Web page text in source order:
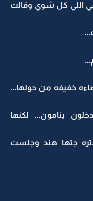
اللي كل شوي وقالت
خفيفه من حولها...
ينامون... لكنها
جتها هند وجلست